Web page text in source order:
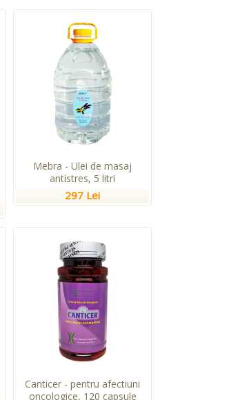
Mebra - Ulei de masaj
antistres, 5 litri
297 Lei
Canticer - pentru afectiuni
oncologice, 120 capsule